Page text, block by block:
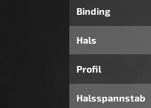
Binding
Hals
Profil
Halsspannstab